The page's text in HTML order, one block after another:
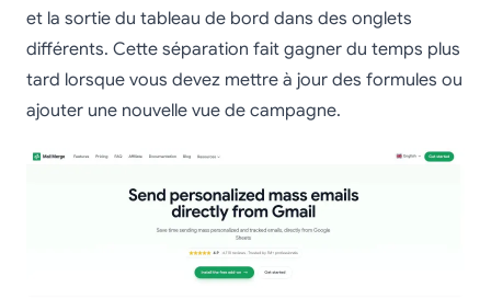
et la sortie du tableau de bord dans des onglets
différents. Cette séparation fait gagner du temps plus
tard lorsque vous devez mettre à jour des formules ou
ajouter une nouvelle vue de campagne.